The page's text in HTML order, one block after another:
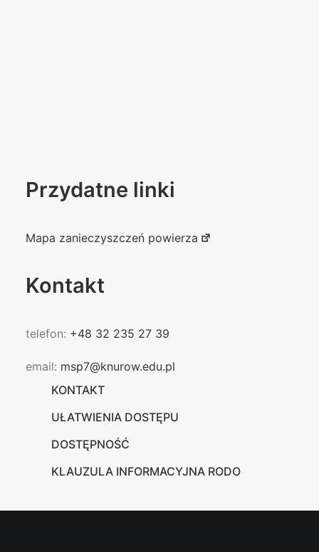
Przydatne linki
Mapa zanieczyszczeń powierza
Kontakt
telefon: +48 32 235 27 39
email: msp7@knurow.edu.pl
KONTAKT
UŁATWIENIA DOSTĘPU
DOSTĘPNOŚĆ
KLAUZULA INFORMACYJNA RODO